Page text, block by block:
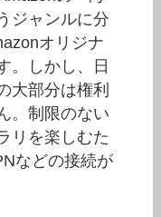
ジャンルに分
オリジナ
。しかし、日
大部分は権利
。制限のない
リを楽しむた
などの接続が